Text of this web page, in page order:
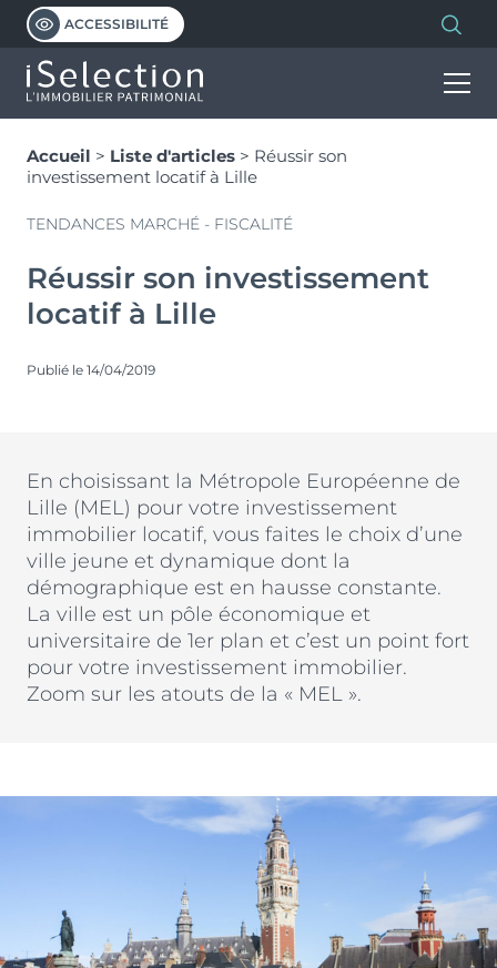
ACCESSIBILITÉ
INVESTIR
Notre vision de l’immobilier patrimonial
Investissement locatif en VEFA
LMNP géré
Malraux
Monuments Historiques
Déficit Foncier
Denormandie
LLI
HABITER
L’immobilier neuf
Les dispositifs et avantages
PROGRAMMES
ISELECTION
Qui sommes-nous ?
Nos métiers et nos valeurs
Chiffres clés de l’entreprise
Politique RH
Recrutement
ACTUS & CONSEILS
CONTACT
ESPACE PARTENAIRES
Accueil > Liste d'articles > Réussir son
investissement locatif à Lille
TENDANCES MARCHÉ - FISCALITÉ
Réussir son investissement
locatif à Lille
Publié le 14/04/2019
En choisissant la Métropole Européenne de
Lille (MEL) pour votre investissement
immobilier locatif, vous faites le choix d’une
ville jeune et dynamique dont la
démographique est en hausse constante.
La ville est un pôle économique et
universitaire de 1er plan et c’est un point fort
pour votre investissement immobilier.
Zoom sur les atouts de la « MEL ».